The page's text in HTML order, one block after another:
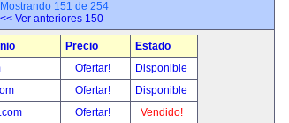
Mostrando 151 de 254
<< Ver anteriores 150
Precio
Estado
Ofertar!
Disponible
Ofertar!
Disponible
Ofertar!
Vendido!